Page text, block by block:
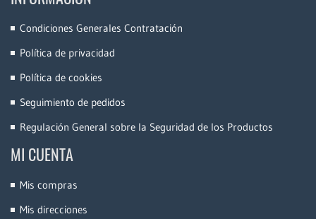
Condiciones Generales Contratación
Política de privacidad
Política de cookies
Seguimiento de pedidos
Regulación General sobre la Seguridad de los Productos
MI CUENTA
Mis compras
Mis direcciones